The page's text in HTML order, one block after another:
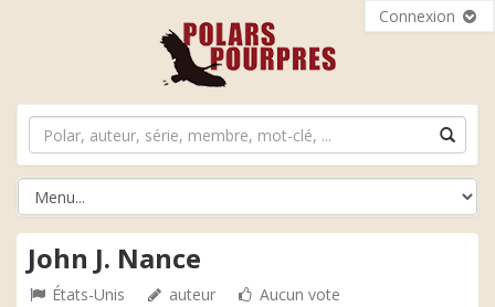
Connexion
John J. Nance
États-Unis auteur Aucun vote